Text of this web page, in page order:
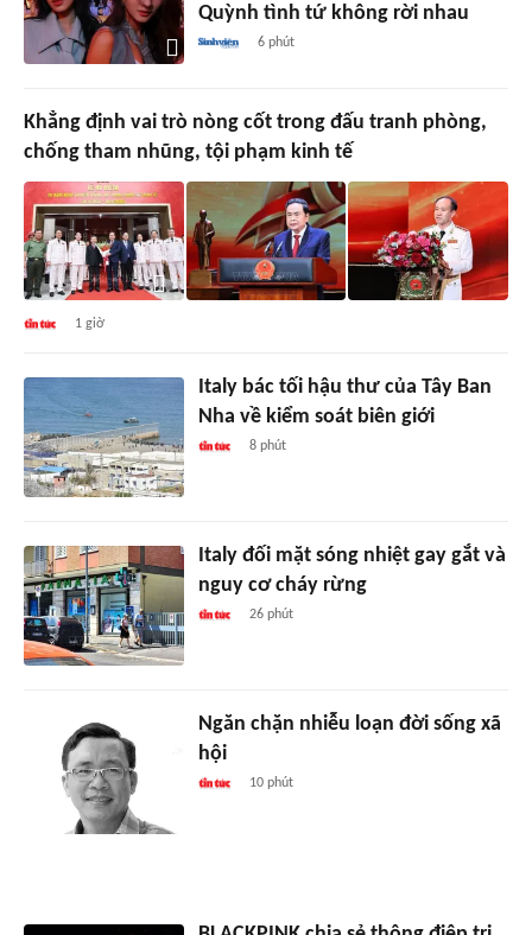
Quỳnh tình tứ không rời nhau
6 phút
Khẳng định vai trò nòng cốt trong đấu tranh phòng,
chống tham nhũng, tội phạm kinh tế
1 giờ
Italy bác tối hậu thư của Tây Ban
Nha về kiểm soát biên giới
8 phút
Italy đối mặt sóng nhiệt gay gắt và
nguy cơ cháy rừng
26 phút
Ngăn chặn nhiễu loạn đời sống xã
hội
10 phút